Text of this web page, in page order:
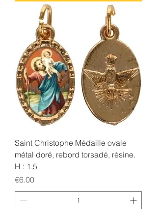
Saint Christophe Médaille ovale
métal doré, rebord torsadé, résine.
H : 1,5
Price
€6.00